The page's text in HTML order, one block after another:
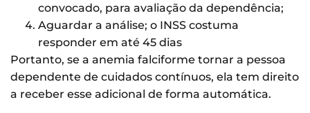
convocado, para avaliação da dependência;
Aguardar a análise; o INSS costuma
responder em até 45 dias
Portanto, se a anemia falciforme tornar a pessoa
dependente de cuidados contínuos, ela tem direito
a receber esse adicional de forma automática.